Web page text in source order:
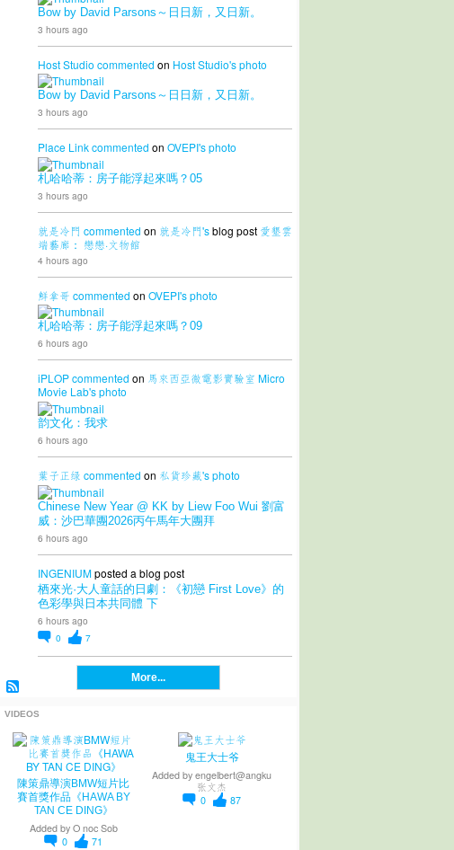
Bow by David Parsons～日日新，又日新。
3 hours ago
Host Studio commented on Host Studio'sphoto
Bow by David Parsons～日日新，又日新。
3 hours ago
Place Linkcommented on OVEPI'sphoto
札哈哈蒂：房子能浮起來嗎？05
3 hours ago
就是冷門 commented on 就是冷門'sblog post 愛墾雲
端藝廊： 戀戀·文物館
4 hours ago
鮮拿哥 commented on OVEPI'sphoto
札哈哈蒂：房子能浮起來嗎？09
6 hours ago
iPLOPcommented on 馬來西亞微電影實驗室 Micro
Movie Lab'sphoto
韵文化：我求
6 hours ago
葉子正绿 commented on 私貨珍藏'sphoto
Chinese New Year @ KK by Liew Foo Wui 劉富
威：沙巴華團2026丙午馬年大團拜
6 hours ago
INGENIUMposted a blog post
栖來光·大人童話的日劇：《初戀 First Love》的
色彩學與日本共同體 下
6 hours ago
0
7
More...
VIDEOS
陳策鼎導演BMW短片比
賽首獎作品《HAWA BY
TAN CE DING》
Added by O noc Sob
0
71
鬼王大士爷
Added byengelbert@angku
张文杰
0
87